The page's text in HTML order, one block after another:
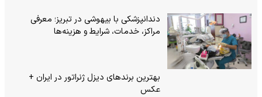
دندانپزشکی با بیهوشی در تبریز؛ معرفی
مراکز، خدمات، شرایط و هزینه‌ها
بهترین برندهای دیزل ژنراتور در ایران +
عکس